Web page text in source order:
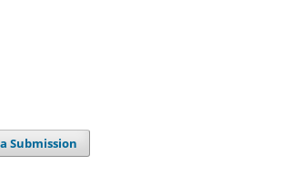
Submission